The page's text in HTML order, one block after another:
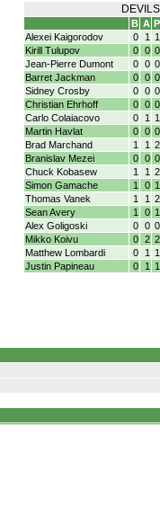
DEVILS
B A P
Alexei Kaigorodov
0 1
1
Kirill Tulupov
0 0 0
Jean-Pierre Dumont
0 0 0
Barret Jackman
0 0 0
Sidney Crosby
0 0 0
Christian Ehrhoff
0 0 0
Carlo Colaiacovo
0 1
1
Martin Havlat
0 0 0
Brad Marchand
1 1 2
Branislav Mezei
0 0 0
Chuck Kobasew
1 1 2
Simon Gamache
1 0 1
Thomas Vanek
1 1 2
Sean Avery
1 0 1
Alex Goligoski
0 0 0
Mikko Koivu
0 2 2
Matthew Lombardi
0 1
1
Justin Papineau
0 1 1